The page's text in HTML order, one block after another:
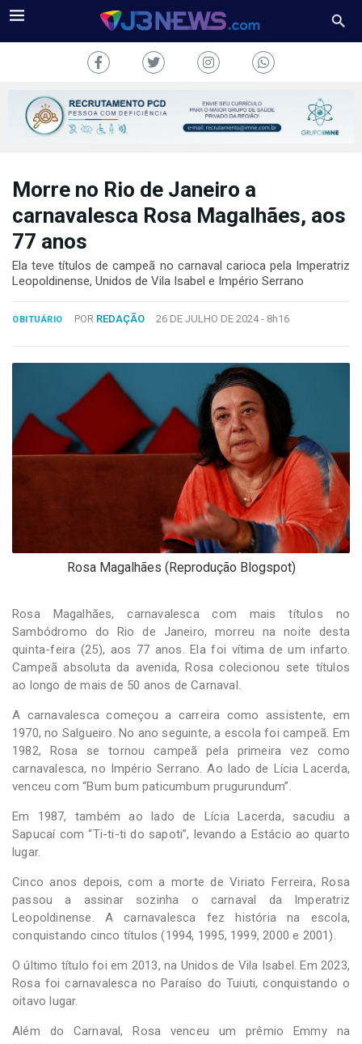
J3NEWS
COLUNAS
2024
Hesea
Tecnologia
Sistemas
Morre no Rio de Janeiro a
carnavalesca Rosa Magalhães, aos
77 anos
Ela teve títulos de campeã no carnaval carioca pela Imperatriz
Leopoldinense, Unidos de Vila Isabel e Império Serrano
OBITUÁRIO POR REDAÇÃO 26 DE JULHO DE 2024 - 8h16
Rosa Magalhães (Reprodução Blogspot)
Rosa Magalhães, carnavalesca com mais títulos no
Sambódromo do Rio de Janeiro, morreu na noite desta
quinta-feira (25), aos 77 anos. Ela foi vítima de um infarto.
Campeã absoluta da avenida, Rosa colecionou sete títulos
ao longo de mais de 50 anos de Carnaval.
A carnavalesca começou a carreira como assistente, em
1970, no Salgueiro. No ano seguinte, a escola foi campeã. Em
1982, Rosa se tornou campeã pela primeira vez como
carnavalesca, no Império Serrano. Ao lado de Lícia Lacerda,
venceu com “Bum bum paticumbum prugurundum”.
Em 1987, também ao lado de Lícia Lacerda, sacudiu a
Sapucaí com “Ti-ti-ti do sapoti”, levando a Estácio ao quarto
lugar.
Cinco anos depois, com a morte de Viriato Ferreira, Rosa
passou a assinar sozinha o carnaval da Imperatriz
Leopoldinense. A carnavalesca fez história na escola,
conquistando cinco títulos (1994, 1995, 1999, 2000 e 2001).
O último título foi em 2013, na Unidos de Vila Isabel. Em 2023,
Rosa foi carnavalesca no Paraíso do Tuiuti, conquistando o
oitavo lugar.
Além do Carnaval, Rosa venceu um prêmio Emmy na